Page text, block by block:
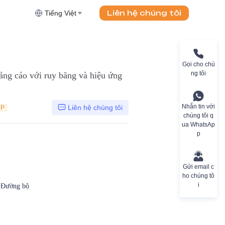
Tiếng Việt Liên hệ chúng tôi
cáo với ruy băng và hiệu ứng
Liên hệ chúng tôi
bộ
Gọi cho chú
ng tôi
Nhắn tin với
chúng tôi q
ua WhatsAp
p
Gửi email c
ho chúng tô
i